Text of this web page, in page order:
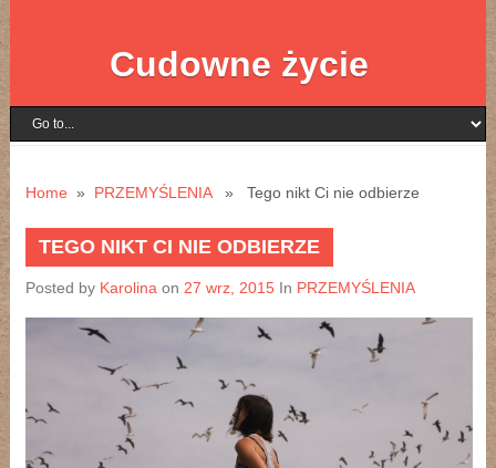
Cudowne życie
Home » PRZEMYŚLENIA» Tego nikt Ci nie odbierze
TEGO NIKT CI NIE ODBIERZE
Posted by Karolina on 27 wrz, 2015 In PRZEMYŚLENIA